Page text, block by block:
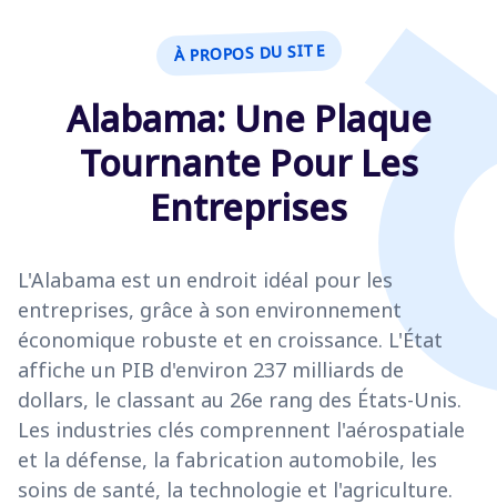
À PROPOS DU SITE
Alabama: Une Plaque
Tournante Pour Les
Entreprises
L'Alabama est un endroit idéal pour les
entreprises, grâce à son environnement
économique robuste et en croissance. L'État
affiche un PIB d'environ 237 milliards de
dollars, le classant au 26e rang des États-Unis.
Les industries clés comprennent l'aérospatiale
et la défense, la fabrication automobile, les
soins de santé, la technologie et l'agriculture.